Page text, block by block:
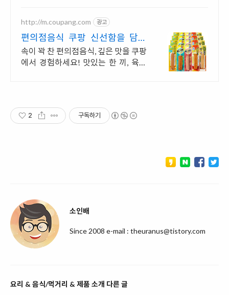
http://m.coupang.com 광고
편의점음식 쿠팡 신선함을 담아
로켓배송
속이 꽉 찬 편의점음식, 깊은 맛을 쿠팡
에서 경험하세요! 맛있는 한 끼, 육즙
2 구독하기
소인배
Since 2008 e-mail : theuranus@tistory.com
요리 & 음식/먹거리 & 제품 소개 다른 글